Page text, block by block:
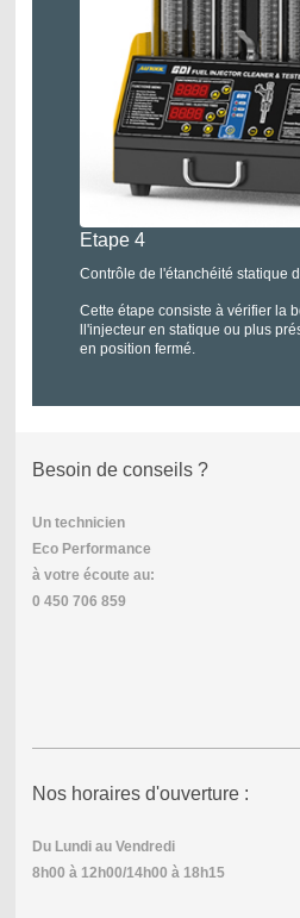
Etape 4
Contrôle de l'étanchéité statique
Cette étape consiste à vérifier la
ll'injecteur en statique ou plus
en position fermé.
Besoin de conseils ?
Un technicien
Eco Performance
à votre écoute au:
0 450 706 859
Nos horaires d'ouverture :
Du Lundi au Vendredi
8h00 à 12h00/14h00 à 18h15